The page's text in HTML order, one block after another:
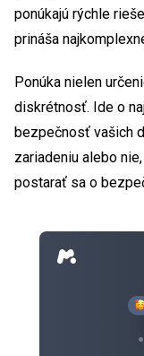
ponúkajú rýchle
prináša
Ponúka nielen
diskrétnosť. Ide o
bezpečnosť vašich
zariadeniu alebo
postarať sa o